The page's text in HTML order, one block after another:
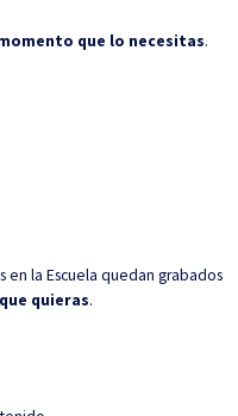
que lo necesitas.
en la Escuela quedan grabados
quieras.